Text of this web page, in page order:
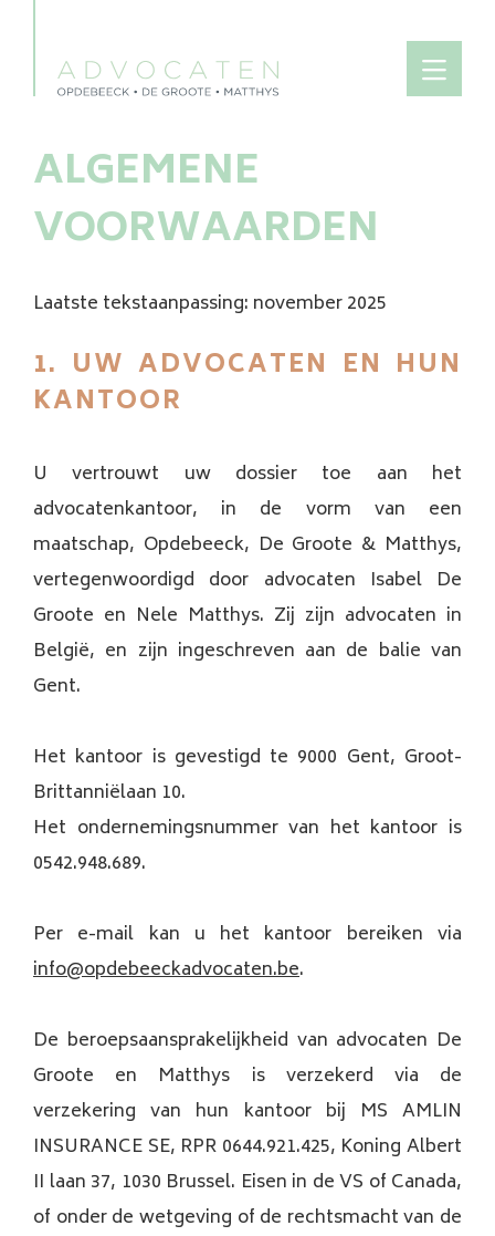
ALGEMENE
VOORWAARDEN
Laatste tekstaanpassing: november 2025
1. UW ADVOCATEN EN HUN
KANTOOR
U vertrouwt uw dossier toe aan het
advocatenkantoor, in de vorm van een
maatschap, Opdebeeck, De Groote & Matthys,
vertegenwoordigd door advocaten Isabel De
Groote en Nele Matthys. Zij zijn advocaten in
België, en zijn ingeschreven aan de balie van
Gent.
Het kantoor is gevestigd te 9000 Gent, Groot-
Brittanniëlaan 10.
Het ondernemingsnummer van het kantoor is
0542.948.689.
Per e-mail kan u het kantoor bereiken via
info@opdebeeckadvocaten.be.
De beroepsaansprakelijkheid van advocaten De
Groote en Matthys is verzekerd via de
verzekering van hun kantoor bij MS AMLIN
INSURANCE SE, RPR 0644.921.425, Koning Albert
II laan 37, 1030 Brussel. Eisen in de VS of Canada,
of onder de wetgeving of de rechtsmacht van de